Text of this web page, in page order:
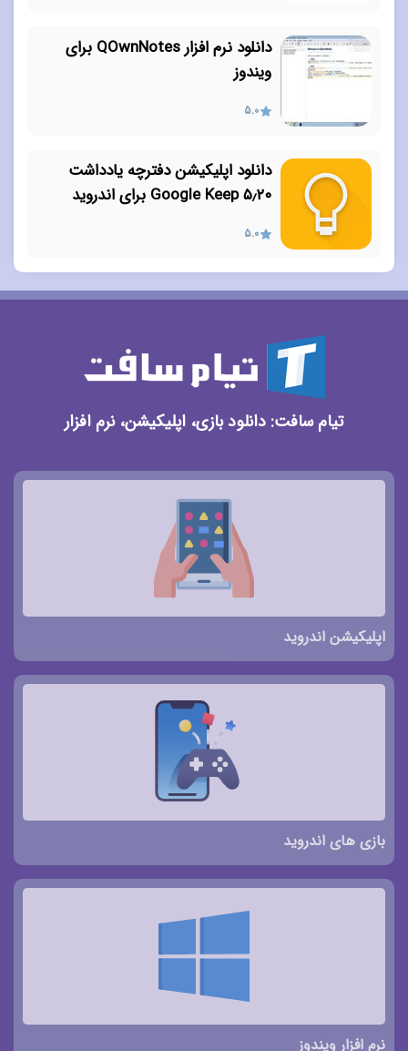
دانلود نرم افزار QOwnNotes برای
ویندوز
5.0
دانلود اپلیکیشن دفترچه یادداشت
۵٫۲۰ Google Keep برای اندروید
5.0
تیام سافت: دانلود بازی، اپلیکیشن، نرم افزار
اپلیکیشن اندروید
بازی های اندروید
نرم افزار ویندوز